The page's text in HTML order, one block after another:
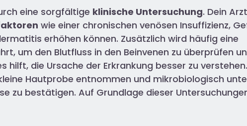
eine sorgfältige klinische Untersuchung. Dein
wie einer chronischen venösen Insuffizienz,
erhöhen können. Zusätzlich wird häufig eine
um den Blutfluss in den Beinvenen zu überprüfen
die Ursache der Erkrankung besser zu
Hautprobe entnommen und mikrobiologisch
zu bestätigen. Auf Grundlage dieser